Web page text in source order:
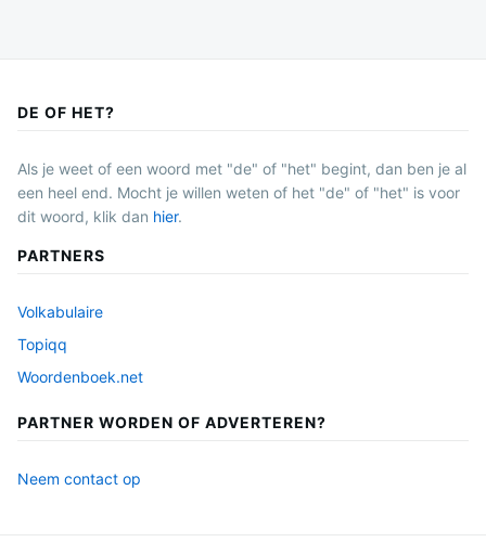
DE OF HET?
Als je weet of een woord met "de" of "het" begint, dan ben je al
een heel end. Mocht je willen weten of het "de" of "het" is voor
dit woord, klik dan hier.
PARTNERS
Volkabulaire
Topiqq
Woordenboek.net
PARTNER WORDEN OF ADVERTEREN?
Neem contact op